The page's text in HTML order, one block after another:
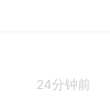
24分钟前